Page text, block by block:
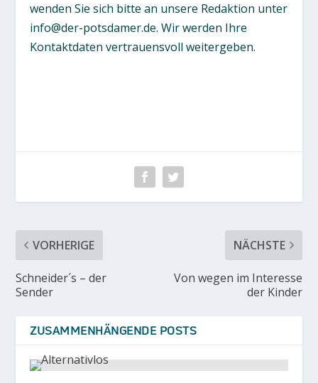
wenden Sie sich bitte an unsere Redaktion unter
info@der-potsdamer.de. Wir werden Ihre
Kontaktdaten vertrauensvoll weitergeben.
VORHERIGE
Schneider´s – der
Sender
NÄCHSTE
Von wegen im Interesse
der Kinder
ZUSAMMENHÄNGENDE POSTS